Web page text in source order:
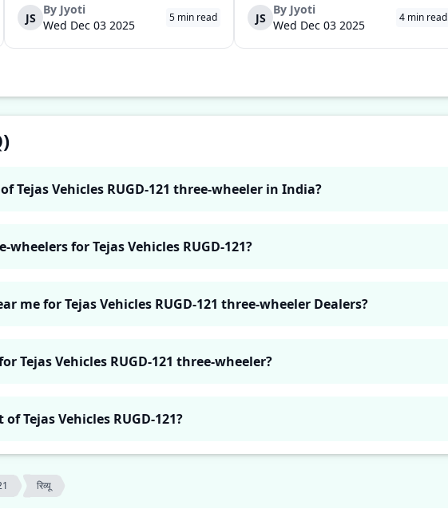
के स्वचालित यात्री संस्करण के बाद औद्योगिक उपयोग के
लिये प्रस्तुत किया गया दूसरा स्वचालित वाहन ...
JS
By Jyoti
Wed Dec 03 2025
5 min read
इन कारणों से यह वाहन लगभग हर भीड़भाड़ वाले इलाके में
दिखाई देने लगा। लेकिन अब यह तेज़ी कम...
JS
By Jyoti
Wed Dec 03 2025
4 min read
Tejas Vehicles RUGD-121 three-wheeler in India?
for Tejas Vehicles RUGD-121?
me for Tejas Vehicles RUGD-121 three-wheeler Dealers?
Tejas Vehicles RUGD-121 three-wheeler?
Tejas Vehicles RUGD-121?
रिव्यू